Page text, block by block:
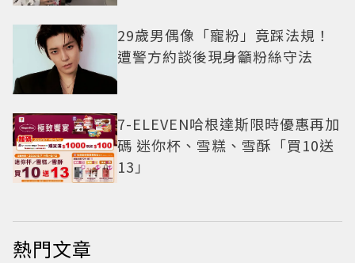
29歲男偶像「寵粉」竟踩法規！
遭警方約談後現身籲粉絲守法
7-ELEVEN哈根達斯限時優惠再加
碼 迷你杯、雪糕、雪酥「買10送
13」
熱門文章